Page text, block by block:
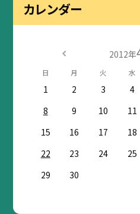
カレンダー
2012年
日 月 火 水
1 2 3 4
8
9 10 11
15
16 17 18
22
23 24 25
29
30